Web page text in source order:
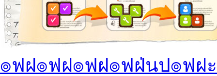
๏ฟฝ๏ฟฝ๏ฟฝ๏ฟฝ่นป๏ฟฝ